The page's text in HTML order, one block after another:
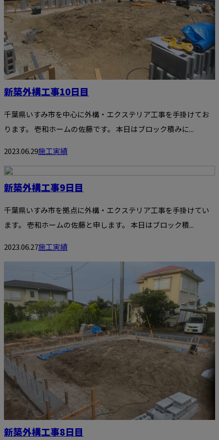
新築外構工事10日目
千葉県いすみ市を中心に外構・エクステリア工事を手掛けてお
ります。 壱和ホームの佐藤です。 本日はブロック積みに...
2023.06.29施工実績
新築外構工事9日目
千葉県いすみ市を拠点に外構・エクステリア工事を手掛けてい
ます。 壱和ホームの佐藤と申します。 本日はブロック積...
2023.06.27施工実績
新築外構工事8日目